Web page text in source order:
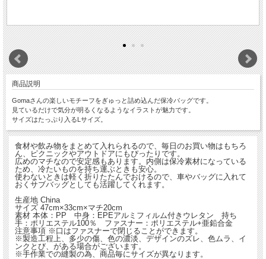
商品説明
Gomaさんの楽しいモチーフをぎゅっと詰め込んだ保冷バッグです。
見ているだけで気分が明るくなるようなイラストが魅力です。
サイズはたっぷり入るLサイズ。
食材や飲み物をまとめて入れられるので、毎日のお買い物はもちろ
ん、ピクニックやアウトドアにもぴったりです。
広めのマチなので安定感もあります。内側は保冷素材になっている
ため、冷たいものを持ち運ぶときも安心。
使わないときは軽く折りたたんでおけるので、車やバッグに入れて
おくサブバッグとしても活躍してくれます。
生産地 China
サイズ 47cm×33cm×マチ20cm
素材 本体：PP 中身：EPEアルミフィルム付きウレタン 持ち
手：ポリエステル100％ ファスナー：ポリエステル+亜鉛合金
注意事項 ※口はファスナーで閉じることができます。
※製造工程上、多少の傷、色の濃淡、デザインのズレ、色ムラ、イ
ンクとび、がある場合がございます。
※手作業での縫製の為、商品毎にサイズが異なります。